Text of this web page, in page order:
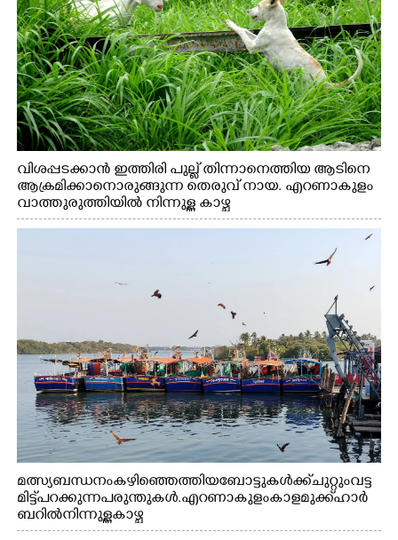
വിശപ്പടക്കാൻ ഇത്തിരി പുല്ല് തിന്നാനെത്തിയ ആടിനെ
ആക്രമിക്കാനൊരുങ്ങുന്ന തെരുവ് നായ. എറണാകുളം
വാത്തുരുത്തിയിൽ നിന്നുള്ള കാഴ്ച
മത്സ്യബന്ധനം കഴിഞ്ഞെത്തിയ ബോട്ടുകൾക്ക് ചുറ്റും വട്ട
മിട്ട് പറക്കുന്ന പരുന്തുകൾ. എറണാകുളം കാളമുക്ക് ഹാർ
ബറിൽ നിന്നുള്ള കാഴ്ച